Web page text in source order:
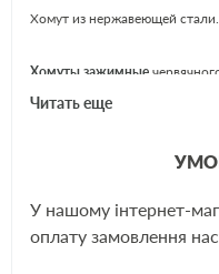
Хомут из нержавеющей стали.
Хомуты зажимные
герметизации соединения,
распределением силы
строительной и
ЩЕ
Читать еще
У нашому інтернет-
оплату замовлення